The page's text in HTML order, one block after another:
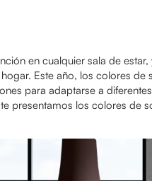
en cualquier sala de
Este año, los colores
para adaptarse a
presentamos los colores de